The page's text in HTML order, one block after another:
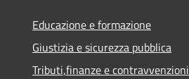
Educazione e formazione
Giustizia e sicurezza pubblica
Tributi,finanze e contravvenzioni